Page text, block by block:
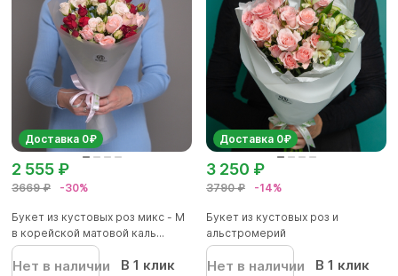
Доставка 0₽
3669 ₽ -30%
2 555 ₽
Букет из кустовых роз микс - M
в корейской матовой каль...
Нет в наличии В 1 клик
Доставка 0₽
3790 ₽ -14%
3 250 ₽
Букет из кустовых роз и
альстромерий
Нет в наличии В 1 клик